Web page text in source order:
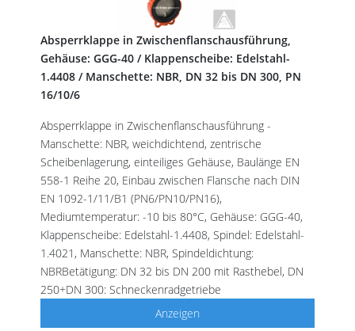
Absperrklappe in Zwischenflanschausführung,
Gehäuse: GGG-40 / Klappenscheibe: Edelstahl-
1.4408 / Manschette: NBR, DN 32 bis DN 300, PN
16/10/6
Absperrklappe in Zwischenflanschausführung -
Manschette: NBR, weichdichtend, zentrische
Scheibenlagerung, einteiliges Gehäuse, Baulänge EN
558-1 Reihe 20, Einbau zwischen Flansche nach DIN
EN 1092-1/11/B1 (PN6/PN10/PN16),
Mediumtemperatur: -10 bis 80°C, Gehäuse: GGG-40,
Klappenscheibe: Edelstahl-1.4408, Spindel: Edelstahl-
1.4021, Manschette: NBR, Spindeldichtung:
NBRBetätigung: DN 32 bis DN 200 mit Rasthebel, DN
250+DN 300: Schneckenradgetriebe
Anzeigen